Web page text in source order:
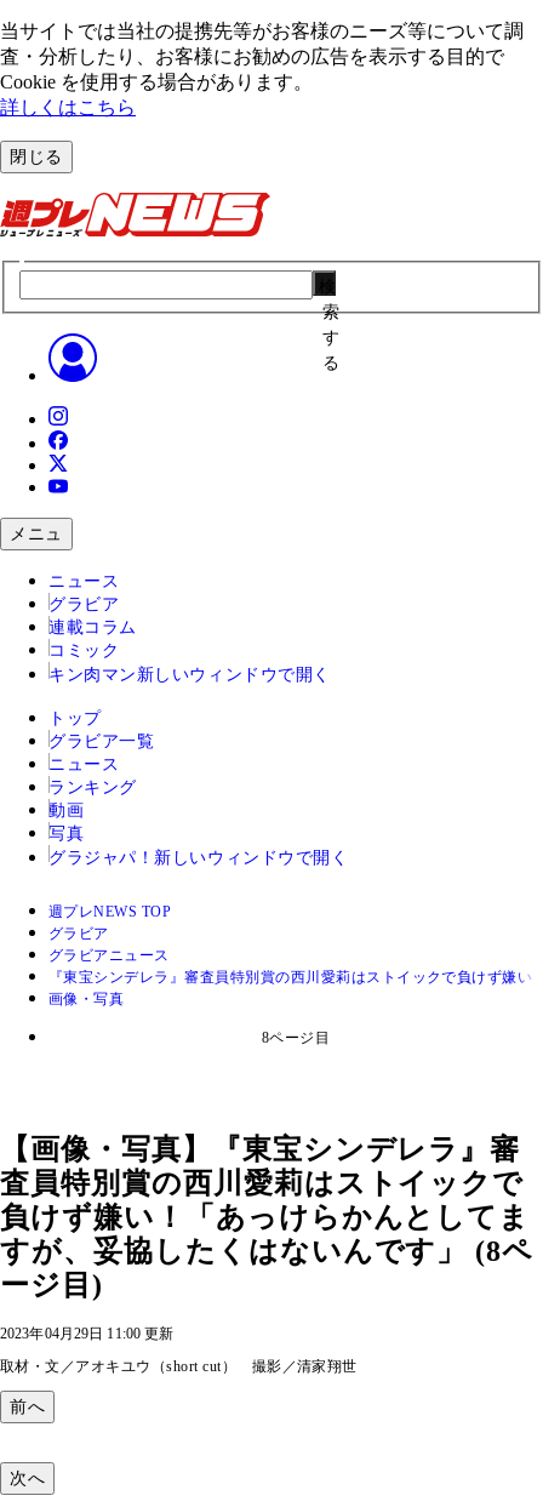
当サイトでは当社の提携先等がお客様のニーズ等について調
査・分析したり、お客様にお勧めの広告を表⽰する⽬的で
Cookie を使⽤する場合があります。
詳しくはこちら
閉じる
索
す
る
メニュ
ニュース
グラビア
連載コラム
コミック
キン肉マン 新しいウィンドウで開く
トップ
グラビア一覧
ニュース
ランキング
動画
写真
グラジャパ！ 新しいウィンドウで開く
週プレNEWS TOP
グラビア
グラビアニュース
『東宝シンデレラ』審査員特別賞の西川愛莉はストイックで負けず嫌
画像・写真
8ページ目
【画像・写真】『東宝シンデレラ』審
査員特別賞の西川愛莉はストイックで
負けず嫌い！「あっけらかんとしてま
すが、妥協したくはないんです」 (8ペ
ージ目)
2023年04月29日 11:00 更新
取材・文／アオキユウ（short cut） 撮影／清家翔世
前へ
次へ